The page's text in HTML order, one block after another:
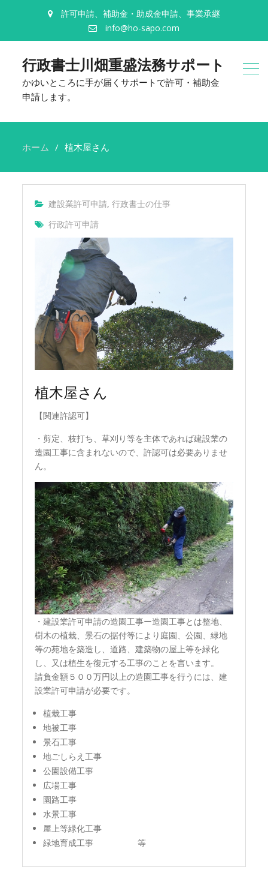
許可申請、補助金・助成金申請、事業承継
info@ho-sapo.com
行政書士川畑重盛法務サポート
かゆいところに手が届くサポートで許可・補助金
申請します。
ホーム 植木屋さん
建設業許可申請,行政書士の仕事
行政許可申請
植木屋さん
【関連許認可】
・剪定、枝打ち、草刈り等を主体であれば建設業の
造園工事に含まれないので、許認可は必要ありませ
ん。
・建設業許可申請の造園工事ー造園工事とは整地、
樹木の植栽、景石の据付等により庭園、公園、緑地
等の苑地を築造し、道路、建築物の屋上等を緑化
し、又は植生を復元する工事のことを言います。
請負金額５００万円以上の造園工事を行うには、建
設業許可申請が必要です。
植栽工事
地被工事
景石工事
地ごしらえ工事
公園設備工事
広場工事
園路工事
水景工事
屋上等緑化工事
緑地育成工事 等